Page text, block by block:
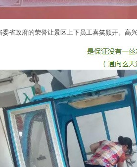
政府的荣誉让景区上下员工喜笑颜开。高